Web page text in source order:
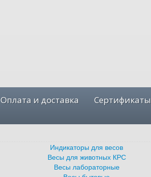
Оплата и доставка Сертификаты
Индикаторы для весов
Весы для животных КРС
Весы лабораторные